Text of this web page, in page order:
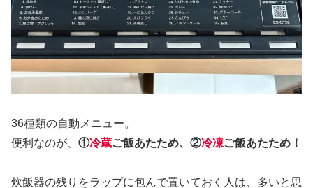
36種類の自動メニュー。
便利なのが、 ①冷蔵ご飯あたため、②冷凍ご飯あたため！
炊飯器の残りをラップに包んで置いておく人は、多いと思